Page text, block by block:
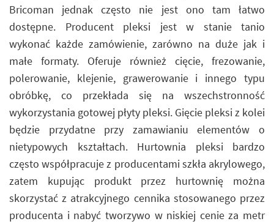
Bricoman jednak często nie jest ono tam łatwo
dostępne. Producent pleksi jest w stanie tanio
wykonać każde zamówienie, zarówno na duże jak i
małe formaty. Oferuje również cięcie, frezowanie,
polerowanie, klejenie, grawerowanie i innego typu
obróbkę, co przekłada się na wszechstronność
wykorzystania gotowej płyty pleksi. Gięcie pleksi z kolei
będzie przydatne przy zamawianiu elementów o
nietypowych kształtach. Hurtownia pleksi bardzo
często współpracuje z producentami szkła akrylowego,
zatem kupując produkt przez hurtownię można
skorzystać z atrakcyjnego cennika stosowanego przez
producenta i nabyć tworzywo w niskiej cenie za metr